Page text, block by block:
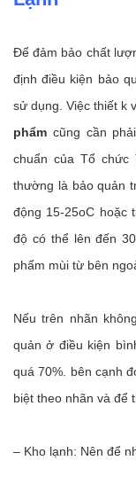
Để đảm bảo chất
định điều kiện bảo
sử dụng. Việc thiết k
phẩm cũng cần
chuẩn của Tổ
thường là bảo quản
động 15-25oC hoặc
độ có thể lên đến
phẩm mùi từ bên
Nếu trên nhãn
quản ở điều kiện
quá 70%. bên cạnh
biệt theo nhãn và để
– Kho lạnh: Nên để